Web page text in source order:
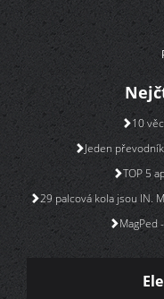
10
Jeden
TOP 5
29 palcová kola jsou IN.
MagPed